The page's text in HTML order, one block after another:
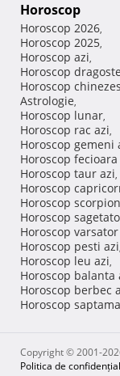
Horoscop
Horoscop 2026,
Horoscop 2025,
Horoscop azi,
Horoscop dragoste
Horoscop
Astrologie,
Horoscop lunar,
Horoscop rac azi,
Horoscop gemeni
Horoscop fecioara
Horoscop taur azi,
Horoscop
Horoscop
Horoscop
Horoscop
Horoscop pesti azi,
Horoscop leu azi,
Horoscop balanta
Horoscop berbec
Horoscop
Copyright © 2001-
Politica de